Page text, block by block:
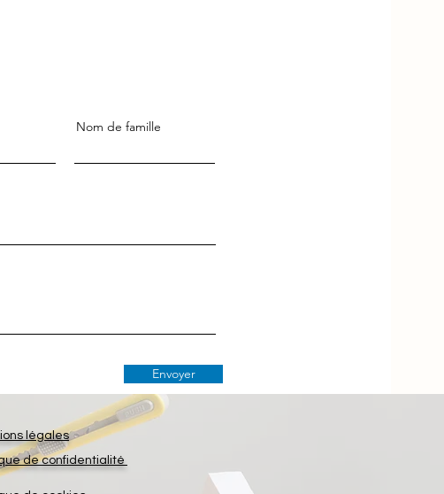
Nom de famille
Envoyer
légales
de confidentialité